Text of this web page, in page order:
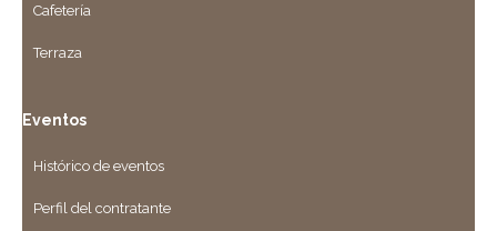
Cafetería
Terraza
Eventos
Histórico de eventos
Perfil del contratante